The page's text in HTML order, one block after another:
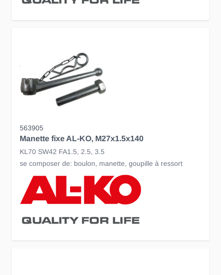
563905
Manette fixe AL-KO, M27x1.5x140
KL70 SW42 FA1.5, 2.5, 3.5
se composer de: boulon, manette, goupille à ressort